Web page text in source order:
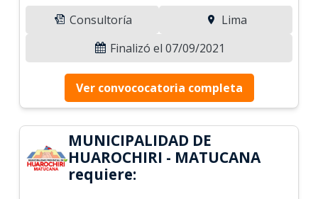
Consultoría
Lima
Finalizó el 07/09/2021
Ver convococatoria completa
MUNICIPALIDAD DE
HUAROCHIRI - MATUCANA
requiere: